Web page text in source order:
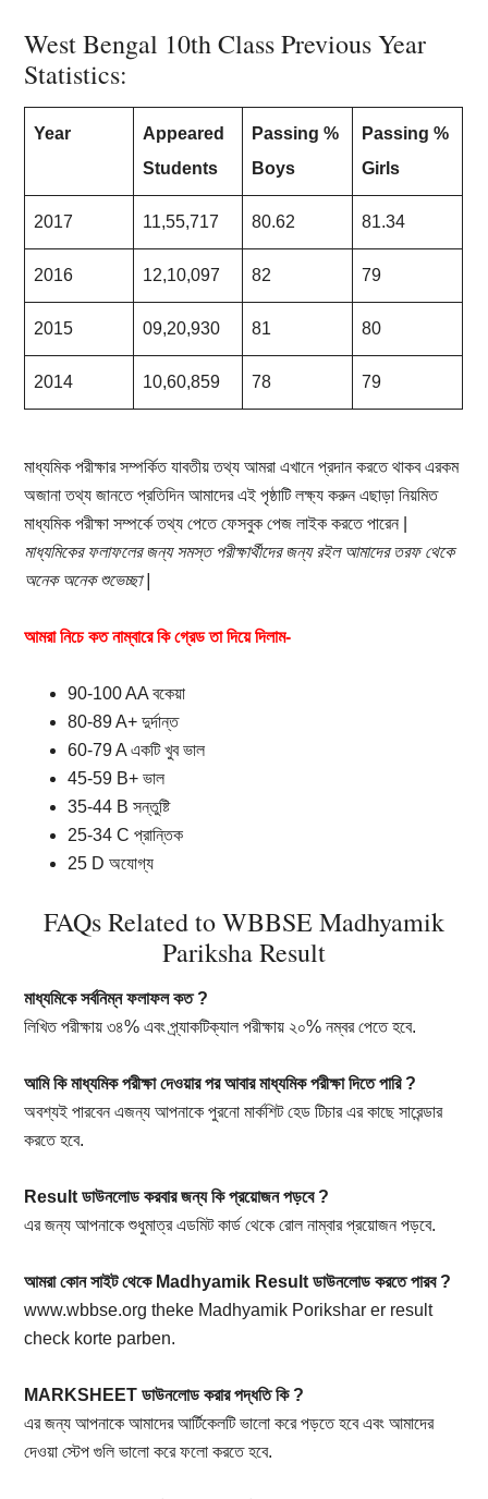
West Bengal 10th Class Previous Year
Statistics:
Year
Appeared
Students
Passing %
Boys
Passing %
Girls
2017 11,55,717 80.62 81.34
2016 12,10,097 82 79
2015 09,20,930 81 80
2014 10,60,859 78 79
মাধ্যমিক পরীক্ষার সম্পর্কিত যাবতীয় তথ্য আমরা এখানে প্রদান করতে থাকব এরকম
অজানা তথ্য জানতে প্রতিদিন আমাদের এই পৃষ্ঠাটি লক্ষ্য করুন এছাড়া নিয়মিত
মাধ্যমিক পরীক্ষা সম্পর্কে তথ্য পেতে ফেসবুক পেজ লাইক করতে পারেন |
মাধ্যমিকের ফলাফলের জন্য সমস্ত পরীক্ষার্থীদের জন্য রইল আমাদের তরফ থেকে
অনেক অনেক শুভেচ্ছা |
আমরা নিচে কত নাম্বারে কি গ্রেড তা দিয়ে দিলাম-
90-100 AA বকেয়া
80-89 A+ দুর্দান্ত
60-79 A একটি খুব ভাল
45-59 B+ ভাল
35-44 B সন্তুষ্টি
25-34 C প্রান্তিক
25 D অযোগ্য
FAQs Related to WBBSE Madhyamik
Pariksha Result
মাধ্যমিকে সর্বনিম্ন ফলাফল কত ?
লিখিত পরীক্ষায় ৩৪% এবং প্র্যাকটিক্যাল পরীক্ষায় ২০% নম্বর পেতে হবে.
আমি কি মাধ্যমিক পরীক্ষা দেওয়ার পর আবার মাধ্যমিক পরীক্ষা দিতে পারি ?
অবশ্যই পারবেন এজন্য আপনাকে পুরনো মার্কশিট হেড টিচার এর কাছে সারেন্ডার
করতে হবে.
Result ডাউনলোড করবার জন্য কি প্রয়োজন পড়বে ?
এর জন্য আপনাকে শুধুমাত্র এডমিট কার্ড থেকে রোল নাম্বার প্রয়োজন পড়বে.
আমরা কোন সাইট থেকে Madhyamik Result ডাউনলোড করতে পারব ?
www.wbbse.org theke Madhyamik Porikshar er result
check korte parben.
MARKSHEET ডাউনলোড করার পদ্ধতি কি ?
এর জন্য আপনাকে আমাদের আর্টিকেলটি ভালো করে পড়তে হবে এবং আমাদের
দেওয়া স্টেপ গুলি ভালো করে ফলো করতে হবে.